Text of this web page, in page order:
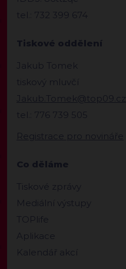
tel.: 732 399 674
Tiskové oddělení
Jakub Tomek
tiskový mluvčí
Jakub.Tomek@top09.cz
tel.: 776 739 505
Registrace pro novináře
Co děláme
Tiskové zprávy
Mediální výstupy
TOPlife
Aplikace
Kalendář akcí